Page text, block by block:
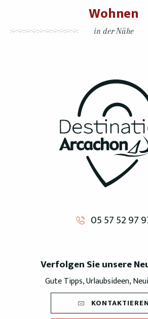
Wohnen
in der Nähe
05 57 52 97
Verfolgen Sie unsere
Gute Tipps, Urlaubsideen,
KONTAKTIEREN